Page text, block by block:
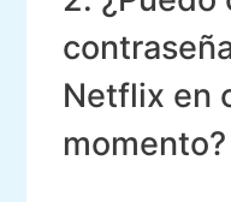
Netflix en
momento?